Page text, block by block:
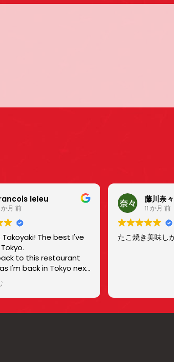
leleu
か月 前
Takoyaki! The best I've
to this restaurant
I'm back in Tokyo next
藤川奈々
11 か月 前
たこ焼き美味し